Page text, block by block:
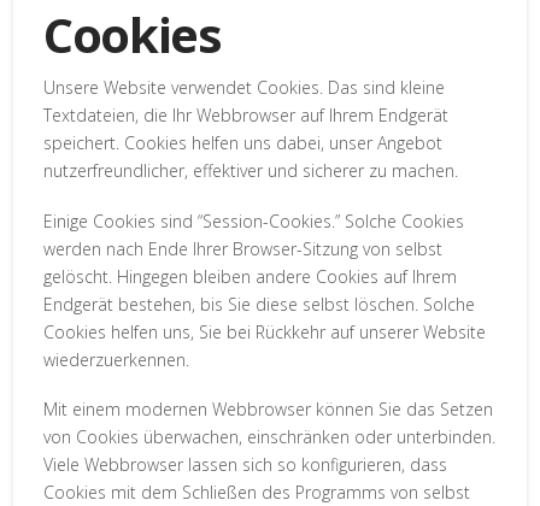
Cookies
Unsere Website verwendet Cookies. Das sind kleine
Textdateien, die Ihr Webbrowser auf Ihrem Endgerät
speichert. Cookies helfen uns dabei, unser Angebot
nutzerfreundlicher, effektiver und sicherer zu machen.
Einige Cookies sind “Session-Cookies.” Solche Cookies
werden nach Ende Ihrer Browser-Sitzung von selbst
gelöscht. Hingegen bleiben andere Cookies auf Ihrem
Endgerät bestehen, bis Sie diese selbst löschen. Solche
Cookies helfen uns, Sie bei Rückkehr auf unserer Website
wiederzuerkennen.
Mit einem modernen Webbrowser können Sie das Setzen
von Cookies überwachen, einschränken oder unterbinden.
Viele Webbrowser lassen sich so konfigurieren, dass
Cookies mit dem Schließen des Programms von selbst